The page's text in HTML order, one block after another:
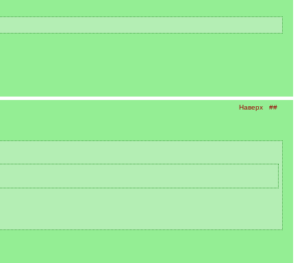
Наверх ##